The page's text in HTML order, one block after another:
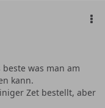
was man am
kann.
Zet bestellt, aber